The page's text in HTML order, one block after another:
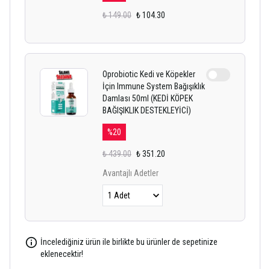
₺ 149.00 ₺ 104.30
Oprobiotic Kedi ve Köpekler
İçin Immune System Bağışıklık
Damlası 50ml (KEDİ KÖPEK
BAĞIŞIKLIK DESTEKLEYİCİ)
%20
₺ 439.00 ₺ 351.20
Avantajlı Adetler
İncelediğiniz ürün ile birlikte bu ürünler de sepetinize
eklenecektir!